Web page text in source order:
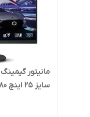
سایز ۲۵ اینچ IPS ۱۸۰ هرتز